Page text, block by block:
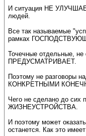
И ситуация НЕ
людей.
Все так называемые
рамках
Точечные отдельные,
ПРЕДУСМАТРИВАЕТ.
Поэтому не
КОНКРЕТНЫМИ
Чего не сделано до
ЖИЗНЕУСТРОЙСТВА.
И поэтому может
останется. Как это